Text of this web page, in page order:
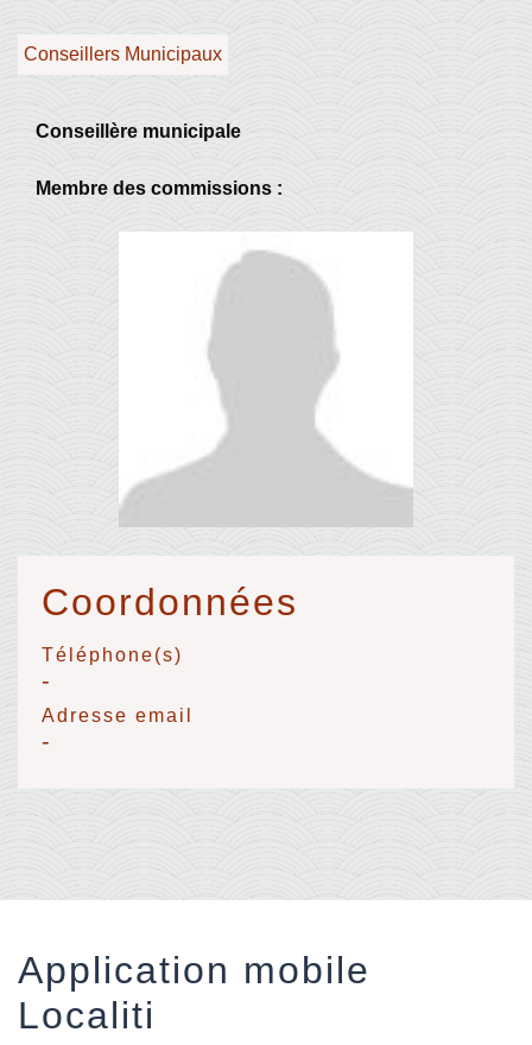
Conseillers Municipaux
Conseillère municipale
Membre des commissions :
Coordonnées
Téléphone(s)
-
Adresse email
-
Application mobile
Localiti